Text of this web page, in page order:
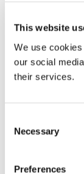
This website
We use
our social
their services.
Selection
Necessary
Preferences